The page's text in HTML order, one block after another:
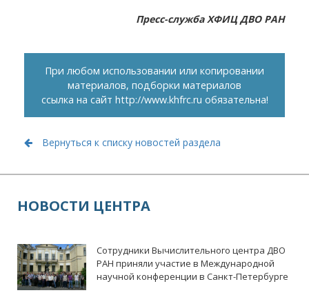
Пресс-служба ХФИЦ ДВО РАН
При любом использовании или копировании
материалов, подборки материалов
ссылка на сайт http://www.khfrc.ru обязательна!
Вернуться к списку новостей раздела
НОВОСТИ ЦЕНТРА
Сотрудники Вычислительного центра ДВО
РАН приняли участие в Международной
научной конференции в Санкт-Петербурге